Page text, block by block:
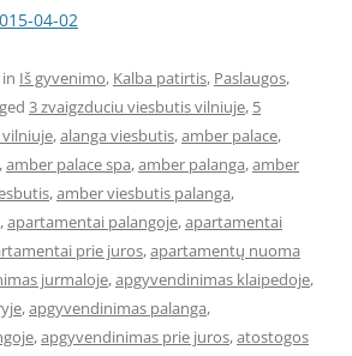
04-02
Iš gyvenimo, Kalba patirtis, Paslaugos,
3 zvaigzduciu viesbutis vilniuje, 5
,alanga viesbutis,amber palace,
,amber palace spa,amber palanga,amber
,amber viesbutis palanga,
,apartamentai palangoje,apartamentai
prie juros,apartamentų nuoma
jurmaloje,apgyvendinimas klaipedoje,
,apgyvendinimas palanga,
,apgyvendinimas prie juros,atostogos